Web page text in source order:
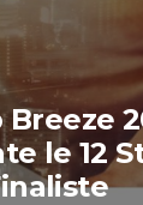
le 12